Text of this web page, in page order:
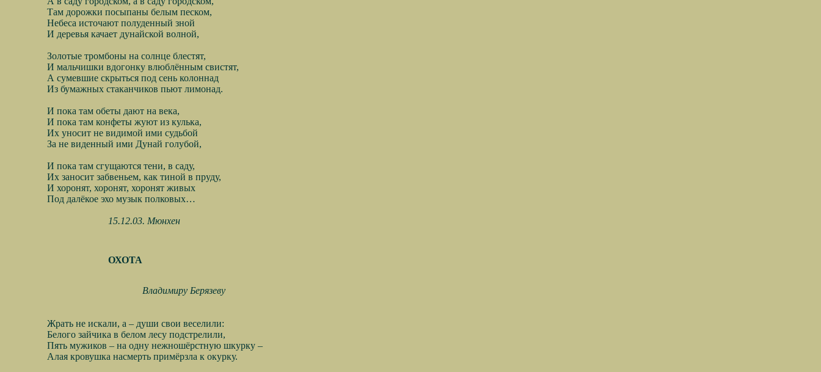
Там дорожки посыпаны белым песком,
Небеса источают полуденный зной
И деревья качает дунайской волной,
Золотые тромбоны на солнце блестят,
И мальчишки вдогонку влюблённым свистят,
А сумевшие скрыться под сень колоннад
Из бумажных стаканчиков пьют лимонад.
И пока там обеты дают на века,
И пока там конфеты жуют из кулька,
Их уносит не видимой ими судьбой
За не виденный ими Дунай голубой,
И пока там сгущаются тени, в саду,
Их заносит забвеньем, как тиной в пруду,
И хоронят, хоронят, хоронят живых
Под далёкое эхо музык полковых…
15.12.03. Мюнхен
ОХОТА
Владимиру Берязеву
Жрать не искали, а – души свои веселили:
Белого зайчика в белом лесу подстрелили,
Пять мужиков – на одну нежношёрстную шкурку –
Алая кровушка насмерть примёрзла к окурку.